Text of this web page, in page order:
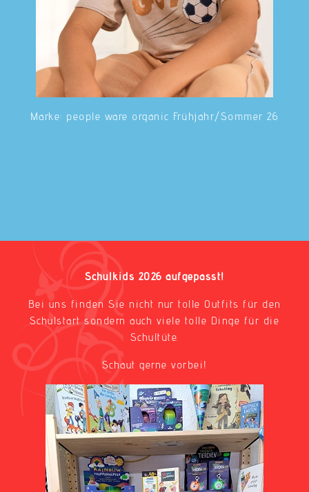
Marke: people ware organic Frühjahr/Sommer 26
Schulkids 2026 aufgepasst!
Bei uns finden Sie nicht nur tolle Outfits für den
Schulstart sondern auch viele tolle Dinge für die
Schultüte.
Schaut gerne vorbei!